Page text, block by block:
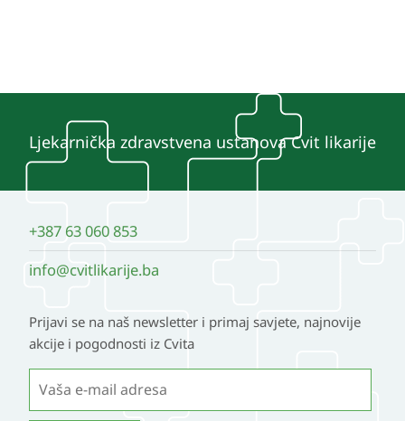
Ljekarnička zdravstvena ustanova Cvit likarije
+387 63 060 853
info@cvitlikarije.ba
Prijavi se na naš newsletter i primaj savjete, najnovije
akcije i pogodnosti iz Cvita